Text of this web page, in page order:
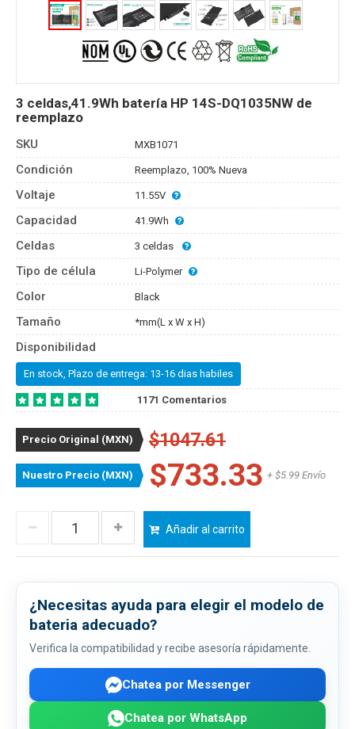
3 celdas,41.9Wh batería HP 14S-DQ1035NW de
reemplazo
SKU MXB1071
Condición Reemplazo, 100% Nueva
Voltaje 11.55V
Capacidad 41.9Wh
Celdas 3 celdas
Tipo de célula Li-Polymer
Color Black
Tamaño *mm(L x W x H)
Disponibilidad
En stock, Plazo de entrega: 13-16 dias habiles
1171 Comentarios
Precio Original (MXN) $1047.61
Nuestro Precio (MXN) $733.33 + $5.99 Envío
Añadir al carrito
¿Necesitas ayuda para elegir el modelo de
bateria adecuado?
Verifica la compatibilidad y recibe asesoría rápidamente.
Chatea por Messenger
Chatea por WhatsApp